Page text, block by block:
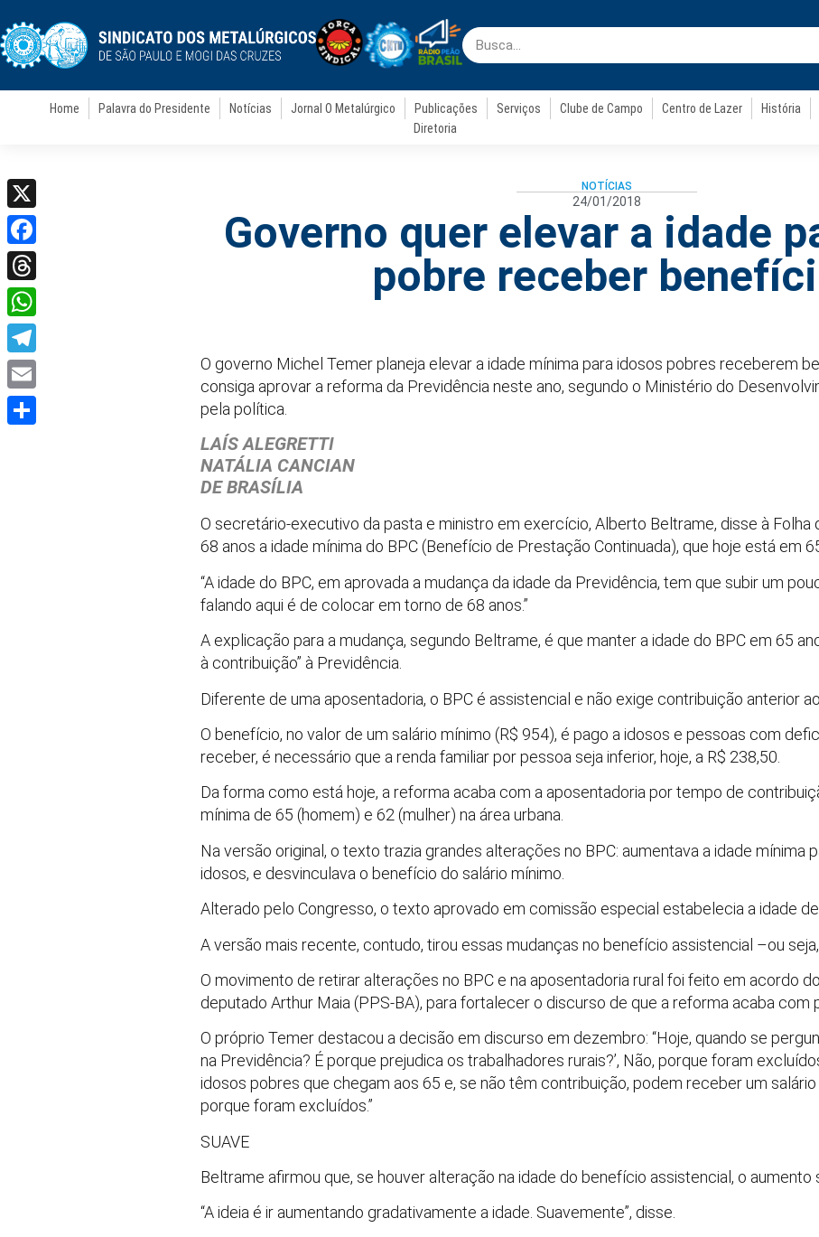
Home Palavra do Presidente Notícias Jornal O Metalúrgico Publicações Serviços Clube de Campo Centro de Lazer
História
Diretoria
NOTÍCIAS
24/01/2018
Governo quer elevar a idade
pobre receber
O governo Michel Temer planeja elevar a idade mínima para idosos pobres receberem
consiga aprovar a reforma da Previdência neste ano, segundo o Ministério do
pela política.
LAÍS ALEGRETTI
NATÁLIA CANCIAN
DE BRASÍLIA
O secretário-executivo da pasta e ministro em exercício, Alberto Beltrame, disse à Folha
68 anos a idade mínima do BPC (Benefício de Prestação Continuada), que hoje está em
“A idade do BPC, em aprovada a mudança da idade da Previdência, tem que subir um
falando aqui é de colocar em torno de 68 anos.”
A explicação para a mudança, segundo Beltrame, é que manter a idade do BPC em 65
à contribuição” à Previdência.
Diferente de uma aposentadoria, o BPC é assistencial e não exige contribuição anterior
O benefício, no valor de um salário mínimo (R$ 954), é pago a idosos e pessoas com
receber, é necessário que a renda familiar por pessoa seja inferior, hoje, a R$ 238,50.
Da forma como está hoje, a reforma acaba com a aposentadoria por tempo de
mínima de 65 (homem) e 62 (mulher) na área urbana.
Na versão original, o texto trazia grandes alterações no BPC: aumentava a idade mínima
idosos, e desvinculava o benefício do salário mínimo.
Alterado pelo Congresso, o texto aprovado em comissão especial estabelecia a idade de
A versão mais recente, contudo, tirou essas mudanças no benefício assistencial –ou
O movimento de retirar alterações no BPC e na aposentadoria rural foi feito em acordo
deputado Arthur Maia (PPS-BA), para fortalecer o discurso de que a reforma acaba com
O próprio Temer destacou a decisão em discurso em dezembro: “Hoje, quando se
na Previdência? É porque prejudica os trabalhadores rurais?’, Não, porque foram
idosos pobres que chegam aos 65 e, se não têm contribuição, podem receber um salário
porque foram excluídos.”
SUAVE
Beltrame afirmou que, se houver alteração na idade do benefício assistencial, o aumento
“A ideia é ir aumentando gradativamente a idade. Suavemente”, disse.
X
Facebook
Threads
WhatsApp
Telegram
Email